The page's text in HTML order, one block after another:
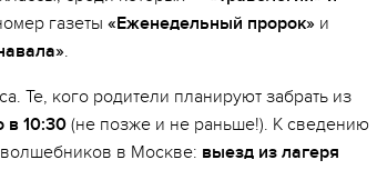
газеты «Еженедельный пророк» и
.
Те, кого родители планируют забрать из
в 10:30(не позже и не раньше!). К сведению
в Москве: выезд из лагеря